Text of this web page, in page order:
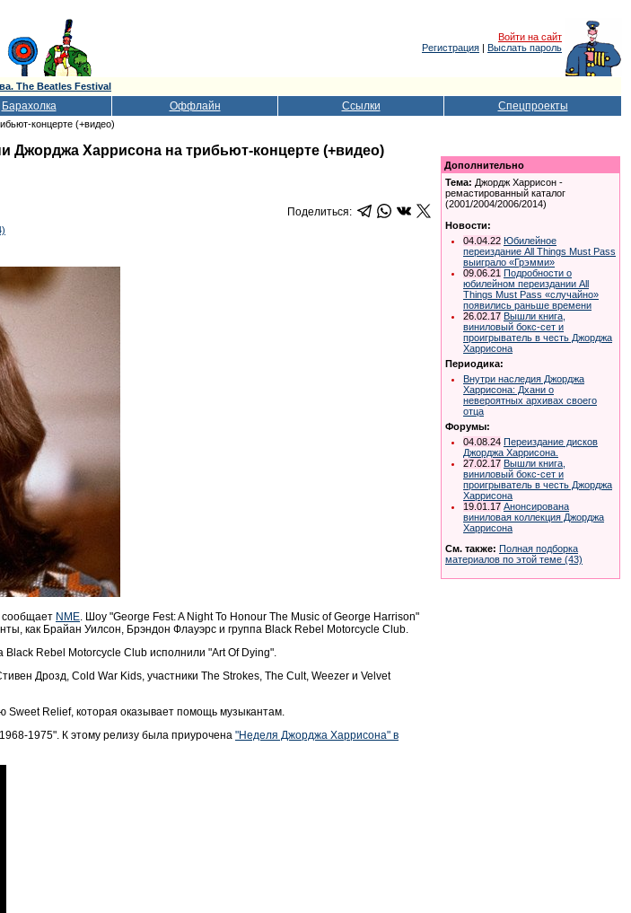
Войти на сайт
Регистрация | Выслать пароль
The Beatles Festival
Барахолка Оффлайн Ссылки Спецпроекты
концерте (+видео)
Джорджа Харрисона на трибьют-концерте (+видео)
Поделиться:
сообщает NME . Шоу "George Fest: A Night To Honour The Music of George Harrison"
как Брайан Уилсон, Брэндон Флауэрс и группа Black Rebel Motorcycle Club.
Rebel Motorcycle Club исполнили "Art Of Dying".
Дрозд, Cold War Kids, участники The Strokes, The Cult, Weezer и Velvet
Sweet Relief, которая оказывает помощь музыкантам.
1975". К этому релизу была приурочена "Неделя Джорджа Харрисона" в
Дополнительно
Тема: Джордж Харрисон -
ремастированный каталог
(2001/2004/2006/2014)
Новости:
04.04.22 Юбилейное
переиздание All Things Must Pass
выиграло «Грэмми»
09.06.21 Подробности о
юбилейном переиздании All
Things Must Pass «случайно»
появились раньше времени
26.02.17 Вышли книга,
виниловый бокс-сет и
проигрыватель в честь Джорджа
Харрисона
Периодика:
Внутри наследия Джорджа
Харрисона: Дхани о
невероятных архивах своего
отца
Форумы:
04.08.24 Переиздание дисков
Джорджа Харрисона.
27.02.17 Вышли книга,
виниловый бокс-сет и
проигрыватель в честь Джорджа
Харрисона
19.01.17 Анонсирована
виниловая коллекция Джорджа
Харрисона
См. также: Полная подборка
материалов по этой теме (43)